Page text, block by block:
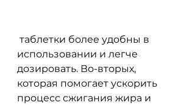
использовании и легче
дозировать. Во-вторых,
которая помогает ускорить
процесс сжигания жира и